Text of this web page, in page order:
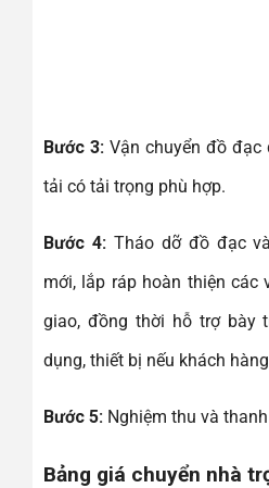
Bước 3: Vận chuyển đồ
tải có tải trọng phù hợp.
Bước 4:Tháo dỡ đồ đạc
mới, lắp ráp hoàn thiện các
giao, đồng thời hỗ trợ bày
dụng, thiết bị nếu khách
Bước 5: Nghiệm thu và
Bảng giá chuyển nhà